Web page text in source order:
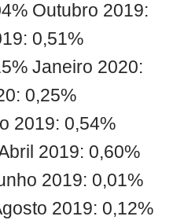
Outubro 2019:
0,51%
Janeiro 2020:
0,25%
2019: 0,54%
2019: 0,60%
2019: 0,01%
2019: 0,12%